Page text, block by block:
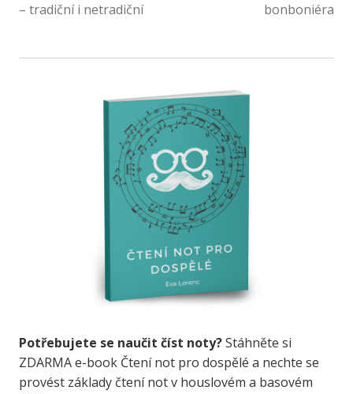
– tradiční i netradiční
bonboniéra
Potřebujete se naučit číst noty?Stáhněte si
ZDARMA e-book Čtení not pro dospělé a nechte se
provést základy čtení not v houslovém a basovém